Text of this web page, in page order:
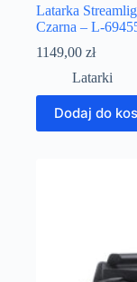
Latarka
Czarna – L-
1149,00 zł
Latarki
Dodaj do